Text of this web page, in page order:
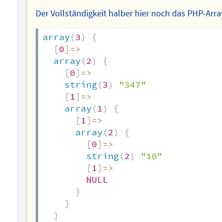
Der Vollständigkeit halber hier noch das PHP-
array (3)
{
[0] =>
array (2)
{
[0] =>
string(3)
"347"
[1] =>
array (1)
{
[1] =>
array (2)
{
[0] =>
string(2)
"10"
[1] =>
NULL
}
}
}